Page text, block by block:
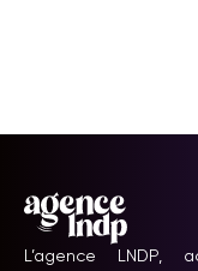
L’agence LNDP,